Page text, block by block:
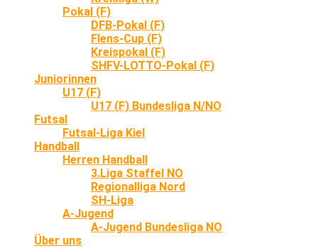
Pokal (F)
DFB-Pokal (F)
Flens-Cup (F)
Kreispokal (F)
SHFV-LOTTO-Pokal (F)
Juniorinnen
U17 (F)
U17 (F) Bundesliga N/NO
Futsal
Futsal-Liga Kiel
Handball
Herren Handball
3.Liga Staffel NO
Regionalliga Nord
SH-Liga
A-Jugend
A-Jugend Bundesliga NO
Über uns